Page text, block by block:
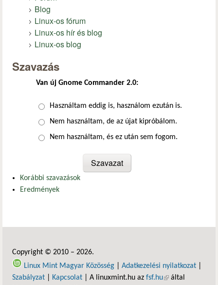
Blog
Linux-os fórum
Linux-os hír és blog
Linux-os blog
Szavazás
Van új Gnome Commander 2.0:
Választások
Használtam eddig is, használom ezután is.
Nem használtam, de az újat kipróbálom.
Nem használtam, és ez után sem fogom.
Korábbi szavazások
Eredmények
Copyright © 2010 – 2026.
Linux Mint Magyar Közösség
Adatkezelési nyilatkozat
Szabályzat
Kapcsolat | A linuxmint.hu az fsf.hu(külső hivatkozás)
által